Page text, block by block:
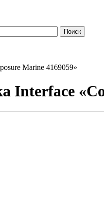
Marine 4169059»
Interface